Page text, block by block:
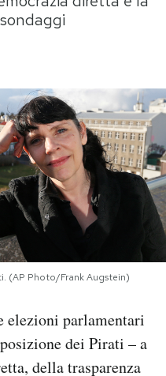
Media
Europa
(AP Photo/Frank Augstein)
elezioni parlamentari
dei Pirati – a
della trasparenza